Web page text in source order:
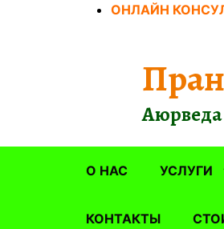
ОНЛАЙН
Аюрведа
О НАС УСЛУГИ
КОНТАКТЫ